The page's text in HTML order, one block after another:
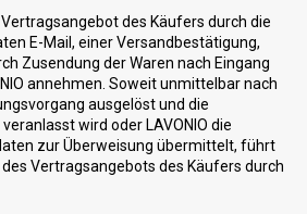
des Käufers durch die
E-Mail, einer Versandbestätigung,
Zusendung der Waren nach Eingang
annehmen. Soweit unmittelbar nach
ausgelöst und die
wird oder LAVONIO die
zur Überweisung übermittelt, führt
Vertragsangebots des Käufers durch